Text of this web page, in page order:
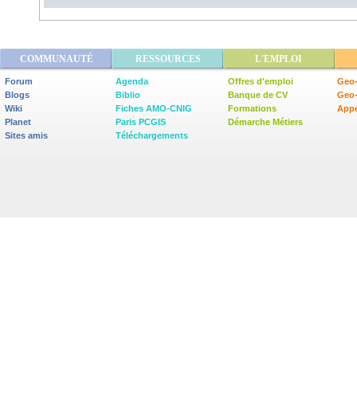
COMMUNAUTÉ RESSOURCES L'EMPLOI
Forum
Blogs
Wiki
Planet
Sites amis
Agenda
Biblio
Fiches AMO-CNIG
Paris PCGIS
Téléchargements
Offres d'emploi
Banque de CV
Formations
Démarche Métiers